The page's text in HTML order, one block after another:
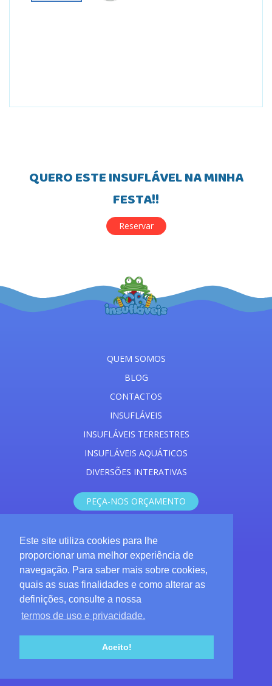
Este site utiliza cookies para lhe
proporcionar uma melhor experiência de
navegação. Para saber mais sobre cookies,
quais as suas finalidades e como alterar as
definições, consulte a nossa
termos de uso e privacidade.
Aceito!
QUERO ESTE INSUFLÁVEL NA MINHA
FESTA!!
Reservar
QUEM SOMOS
BLOG
CONTACTOS
INSUFLÁVEIS
INSUFLÁVEIS TERRESTRES
INSUFLÁVEIS AQUÁTICOS
DIVERSÕES INTERATIVAS
PEÇA-NOS ORÇAMENTO
+351 962 647 371
cb_insuflaveis@outlook.pt
CB insufláveis